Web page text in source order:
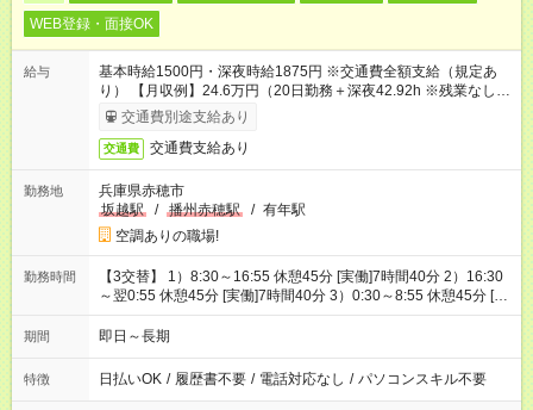
WEB登録・面接OK
給与
基本時給1500円・深夜時給1875円 ※交通費全額支給（規定あ
り） 【月収例】24.6万円（20日勤務＋深夜42.92h ※残業なしの
場合）交通費別途支給あり
交通費 交通費支給あり
勤務地
兵庫県赤穂市
坂越駅
/ 播州赤穂駅 / 有年駅
空調ありの職場!
勤務時間
【3交替】 1）8:30～16:55 休憩45分 [実働]7時間40分 2）16:30
～翌0:55 休憩45分 [実働]7時間40分 3）0:30～8:55 休憩45分 [実
働]7時間40分
期間 即日～長期
特徴 日払いOK / 履歴書不要 / 電話対応なし / パソコンスキル不要